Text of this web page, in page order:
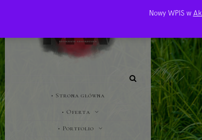
• Strona główna
• Oferta
• Portfolio
Nowy WPIS w